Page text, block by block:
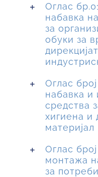
Оглас
набавка
за
обуки за
Оглас
набавка и
средства
хигиена и
материјал
Оглас
монтажа
за